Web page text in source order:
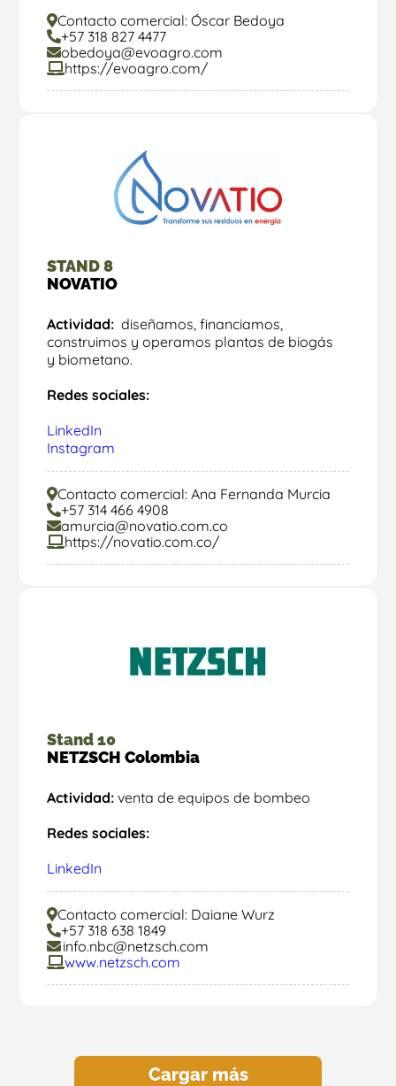
Contacto comercial: Óscar Bedoya
+57 318 827 4477
obedoya@evoagro.com
https://evoagro.com/
STAND 8
NOVATIO
Actividad: diseñamos, financiamos,
construimos y operamos plantas de biogás
y biometano.
Redes sociales:
LinkedIn
Instagram
Contacto comercial: Ana Fernanda Murcia
+57 314 466 4908
amurcia@novatio.com.co
https://novatio.com.co/
Stand 10
NETZSCH Colombia
Actividad: venta de equipos de bombeo
Redes sociales:
LinkedIn
Contacto comercial: Daiane Wurz
+57 318 638 1849
info.nbc@netzsch.com
www.netzsch.com
Cargar más